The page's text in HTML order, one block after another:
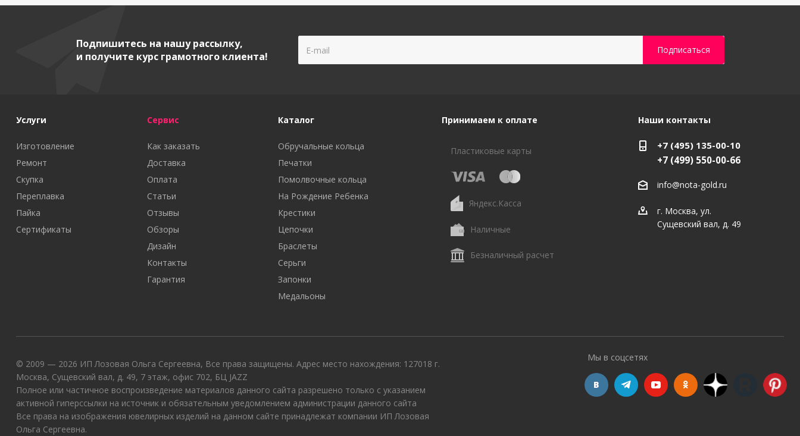
Подпишитесь на нашу рассылку,
и получите курс грамотного клиента!
Услуги
Изготовление
Ремонт
Скупка
Переплавка
Пайка
Сертификаты
Сервис
Как заказать
Доставка
Оплата
Статьи
Отзывы
Обзоры
Дизайн
Контакты
Гарантия
Каталог
Обручальные кольца
Печатки
Помолвочные кольца
На Рождение Ребенка
Крестики
Цепочки
Браслеты
Серьги
Запонки
Медальоны
Принимаем к оплате
Пластиковые карты
Яндекс.Касса
Наличные
Безналичный расчет
Наши контакты
+7 (495) 135-00-10
+7 (499) 550-00-66
info@nota-gold.ru
г. Москва, ул.
Сущевский вал, д. 49
© 2009 — 2026 ИП Лозовая Ольга Сергеевна, Все права защищены. Адрес место нахождения: 127018 г.
Москва, Сущевский вал, д. 49, 7 этаж, офис 702, БЦ JAZZ
Полное или частичное воспроизведение материалов данного сайта разрешено только с указанием
активной гиперссылки на источник и обязательным уведомлением администрации данного сайта
Все права на изображения ювелирных изделий на данном сайте принадлежат компании ИП Лозовая
Ольга Сергеевна.
Мы в соцсетях